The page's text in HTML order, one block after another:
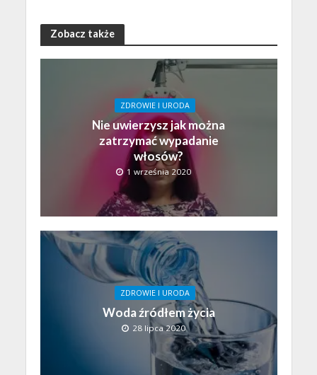
Zobacz także
ZDROWIE I URODA
Nie uwierzysz jak można
zatrzymać wypadanie
włosów?
1 września 2020
ZDROWIE I URODA
Woda źródłem życia
28 lipca 2020